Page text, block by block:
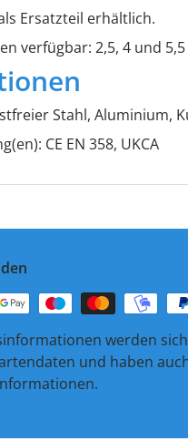
Ersatzteil erhältlich.
verfügbar: 2,5, 4 und
Stahl, Aluminium,
CE EN 358, UKCA
werden
und haben